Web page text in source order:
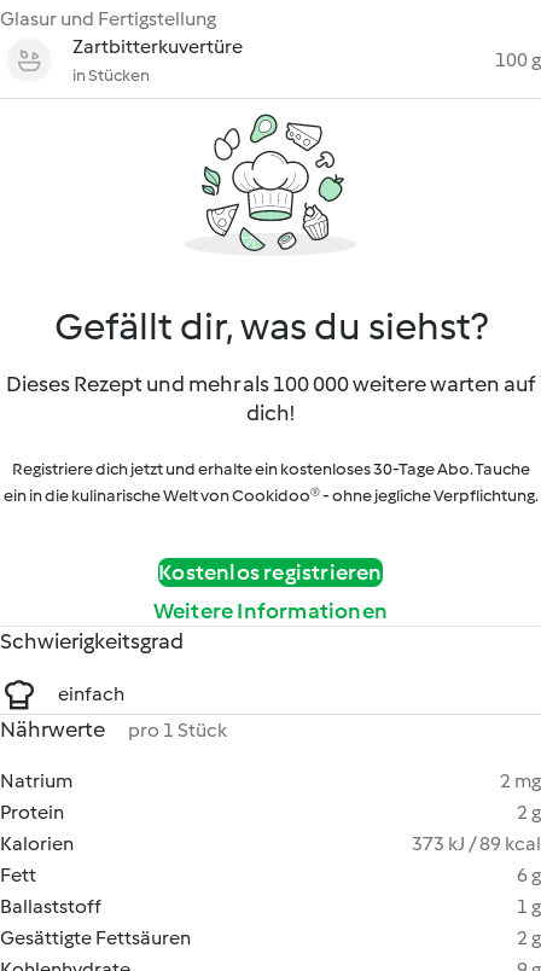
Glasur und Fertigstellung
Zartbitterkuvertüre
in Stücken
100 g
Gefällt dir, was du siehst?
Dieses Rezept und mehr als 100 000 weitere warten auf
dich!
Registriere dich jetzt und erhalte ein kostenloses 30-Tage Abo. Tauche
ein in die kulinarische Welt von Cookidoo® - ohne jegliche Verpflichtung.
Kostenlos registrieren
Weitere Informationen
Schwierigkeitsgrad
einfach
Nährwerte pro 1 Stück
Natrium
2 mg
Protein
2 g
Kalorien
373 kJ / 89 kcal
Fett
6 g
Ballaststoff
1 g
Gesättigte Fettsäuren
2 g